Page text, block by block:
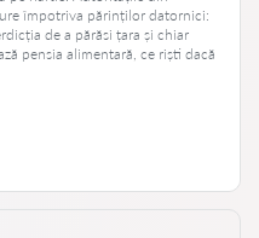
împotriva părinților datornici:
de a părăsi țara și chiar
pensia alimentară, ce riști dacă